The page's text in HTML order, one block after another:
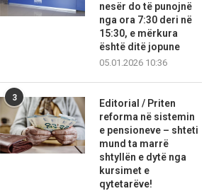
nesër do të punojnë
nga ora 7:30 deri në
15:30, e mërkura
është ditë jopune
05.01.2026 10:36
3
Editorial / Priten
reforma në sistemin
e pensioneve – shteti
mund ta marrë
shtyllën e dytë nga
kursimet e
qytetarëve!